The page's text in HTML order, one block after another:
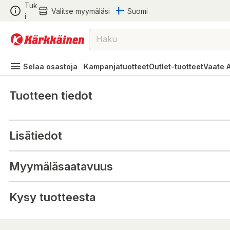
Tuk
i
Valitse myymäläsi Suomi
Selaa osastoja KampanjatuotteetOutlet-tuotteetVaate
Tuotteen tiedot
Lisätiedot
Myymäläsaatavuus
Kysy tuotteesta